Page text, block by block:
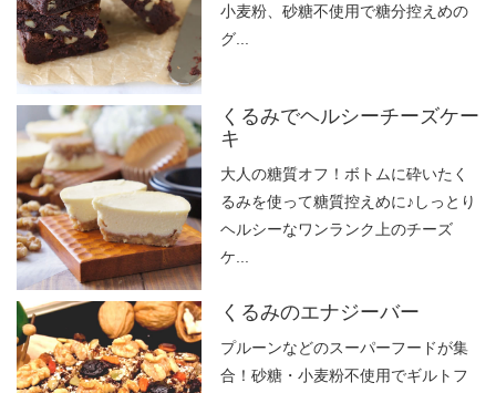
小麦粉、砂糖不使用で糖分控えめの
グ...
くるみでヘルシーチーズケー
キ
大人の糖質オフ！ボトムに砕いたく
るみを使って糖質控えめに♪しっとり
ヘルシーなワンランク上のチーズ
ケ...
くるみのエナジーバー
プルーンなどのスーパーフードが集
合！砂糖・小麦粉不使用でギルトフ